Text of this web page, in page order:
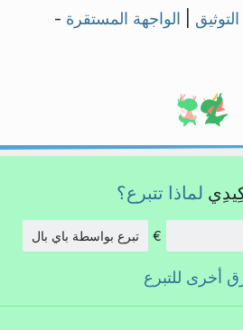
التوثيق الواجهة المستقرة -
لماذا تتبرع؟
€ تبرع بواسطة باي بال
أخرى للتبرع